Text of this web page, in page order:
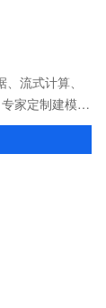
流式计算、
家定制建模等
动、交易、信